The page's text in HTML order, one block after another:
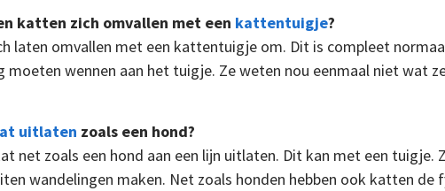
katten zich omvallen met een kattentuigje?
laten omvallen met een kattentuigje om. Dit is compleet
moeten wennen aan het tuigje. Ze weten nou eenmaal niet wat
uitlaten zoals een hond?
net zoals een hond aan een lijn uitlaten. Dit kan met een tuigje.
wandelingen maken. Net zoals honden hebben ook katten de